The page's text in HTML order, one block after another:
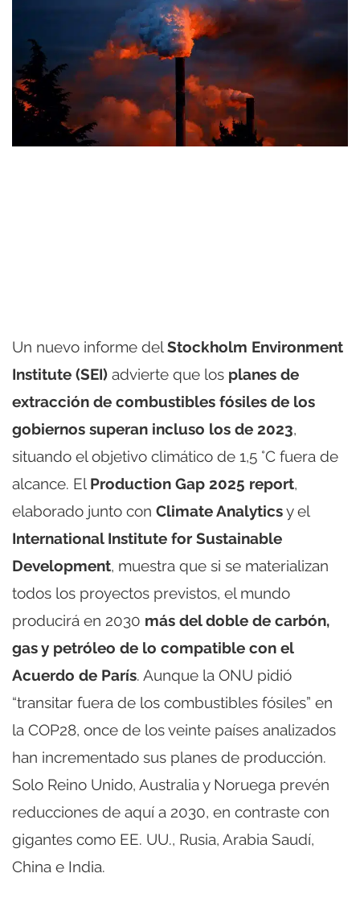
Un nuevo informe delStockholm Environment
Institute (SEI) advierte que los planes de
extracción de combustibles fósiles de los
gobiernos superan incluso los de 2023,
situando el objetivo climático de 1,5 °C fuera de
alcance. El Production Gap 2025 report,
elaborado junto con Climate Analyticsy el
International Institute for Sustainable
Development, muestra que si se materializan
todos los proyectos previstos, el mundo
producirá en 2030 más del doble de carbón,
gas y petróleo de lo compatible con el
Acuerdo de París. Aunque la ONU pidió
“transitar fuera de los combustibles fósiles” en
la COP28, once de los veinte países analizados
han incrementado sus planes de producción.
Solo Reino Unido, Australia y Noruega prevén
reducciones de aquí a 2030, en contraste con
gigantes como EE. UU., Rusia, Arabia Saudí,
China e India.